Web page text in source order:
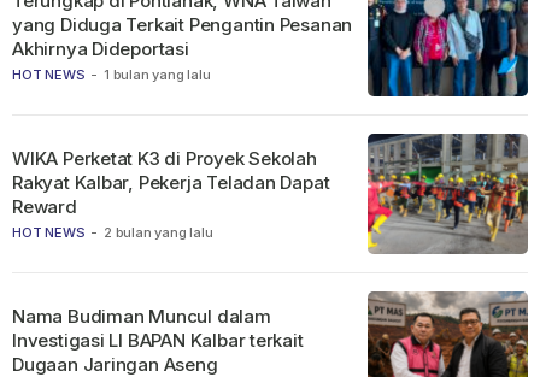
HOT NEWS - 1 bulan yang lalu
yang Diduga Terkait Pengantin Pesanan
Akhirnya Dideportasi
HOT NEWS - 2 bulan yang lalu
WIKA Perketat K3 di Proyek Sekolah
Rakyat Kalbar, Pekerja Teladan Dapat
Reward
Nama Budiman Muncul dalam
Investigasi LI BAPAN Kalbar terkait
Dugaan Jaringan Aseng